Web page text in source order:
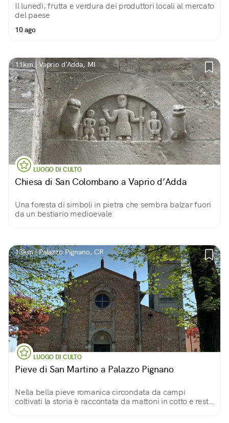
Il lunedì, frutta e verdura dei produttori locali al mercato
del paese
10 ago
11km | Vaprio d'Adda, MI
LUOGO DI CULTO
Chiesa di San Colombano a Vaprio d’Adda
Una foresta di simboli in pietra che sembra balzar fuori
da un bestiario medioevale
13km | Palazzo Pignano, CR
LUOGO DI CULTO
Pieve di San Martino a Palazzo Pignano
Nella bella pieve romanica circondata da campi
coltivati la storia è raccontata da mattoni in cotto e resti